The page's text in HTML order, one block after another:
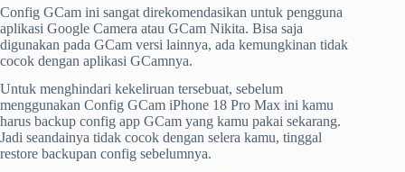
Config GCam ini sangat direkomendasikan untuk pengguna
aplikasi Google Camera atau GCam Nikita. Bisa saja
digunakan pada GCam versi lainnya, ada kemungkinan tidak
cocok dengan aplikasi GCamnya.
Untuk menghindari kekeliruan tersebuat, sebelum
menggunakan Config GCam iPhone 18 Pro Max ini kamu
harus backup config app GCam yang kamu pakai sekarang.
Jadi seandainya tidak cocok dengan selera kamu, tinggal
restore backupan config sebelumnya.